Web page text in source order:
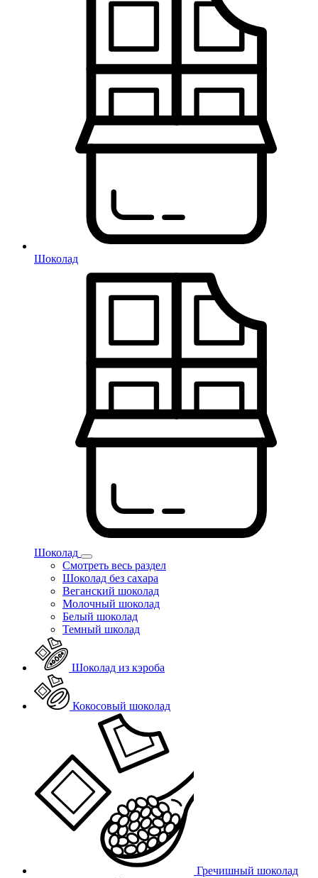
Шоколад
Шоколад
Смотреть весь раздел
Шоколад без сахара
Веганский шоколад
Молочный шоколад
Белый шоколад
Темный школад
Шоколад из кэроба
Кокосовый шоколад
Гречишный шоколад